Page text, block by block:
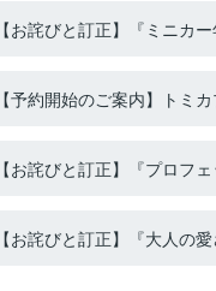
【お詫びと訂正】『ミニカー
【予約開始のご案内】トミ
【お詫びと訂正】『プロフ
【お詫びと訂正】『大人の